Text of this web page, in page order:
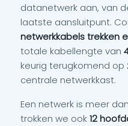
datanetwerk aan, van
laatste aansluitpunt.
netwerkkabels trekken
totale kabellengte van
keurig terugkomend op
centrale netwerkkast.
Een netwerk is meer
trokken we ook12